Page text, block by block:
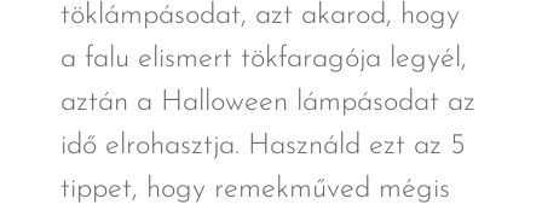
töklámpásodat, azt akarod, hogy
a falu elismert tökfaragója legyél,
aztán a Halloween lámpásodat az
idő elrohasztja. Használd ezt az 5
tippet, hogy remekműved mégis